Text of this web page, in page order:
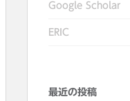
Google Scholar
ERIC
最近の投稿